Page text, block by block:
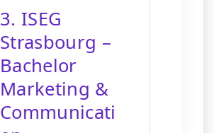
3. ISEG
Strasbourg –
Bachelor
Marketing &
Communicati